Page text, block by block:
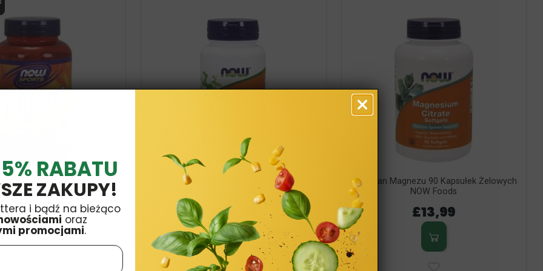
180 Tabletek NOW Foods
£30,99
Ekstrakt Z Niepokalanka Pospolitego 300mg
90 Kapsułek NOW Foods
£16,99
Cytrynian Magnezu 90 Kapsułek Żelowych
NOW Foods
£13,99
RABATU
ZAKUPY!
i bądź na bieżąco
oraz
promocjami.